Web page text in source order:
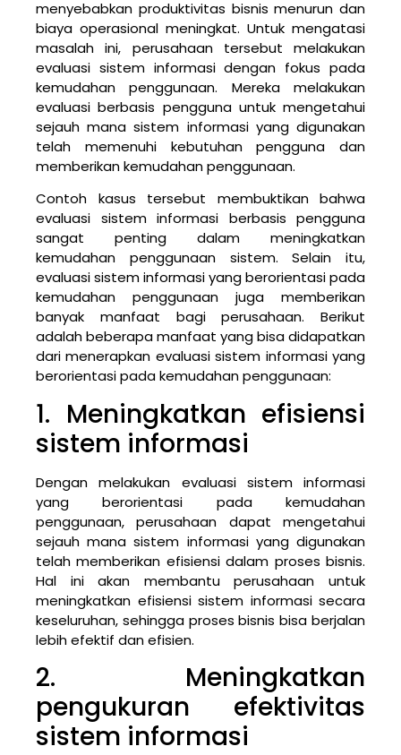
menyebabkan produktivitas bisnis menurun dan
biaya operasional meningkat. Untuk mengatasi
masalah ini, perusahaan tersebut melakukan
evaluasi sistem informasi dengan fokus pada
kemudahan penggunaan. Mereka melakukan
evaluasi berbasis pengguna untuk mengetahui
sejauh mana sistem informasi yang digunakan
telah memenuhi kebutuhan pengguna dan
memberikan kemudahan penggunaan.
Contoh kasus tersebut membuktikan bahwa
evaluasi sistem informasi berbasis pengguna
sangat penting dalam meningkatkan
kemudahan penggunaan sistem. Selain itu,
evaluasi sistem informasi yang berorientasi pada
kemudahan penggunaan juga memberikan
banyak manfaat bagi perusahaan. Berikut
adalah beberapa manfaat yang bisa didapatkan
dari menerapkan evaluasi sistem informasi yang
berorientasi pada kemudahan penggunaan:
1. Meningkatkan efisiensi
sistem informasi
Dengan melakukan evaluasi sistem informasi
yang berorientasi pada kemudahan
penggunaan, perusahaan dapat mengetahui
sejauh mana sistem informasi yang digunakan
telah memberikan efisiensi dalam proses bisnis.
Hal ini akan membantu perusahaan untuk
meningkatkan efisiensi sistem informasi secara
keseluruhan, sehingga proses bisnis bisa berjalan
lebih efektif dan efisien.
2. Meningkatkan
pengukuran efektivitas
sistem informasi